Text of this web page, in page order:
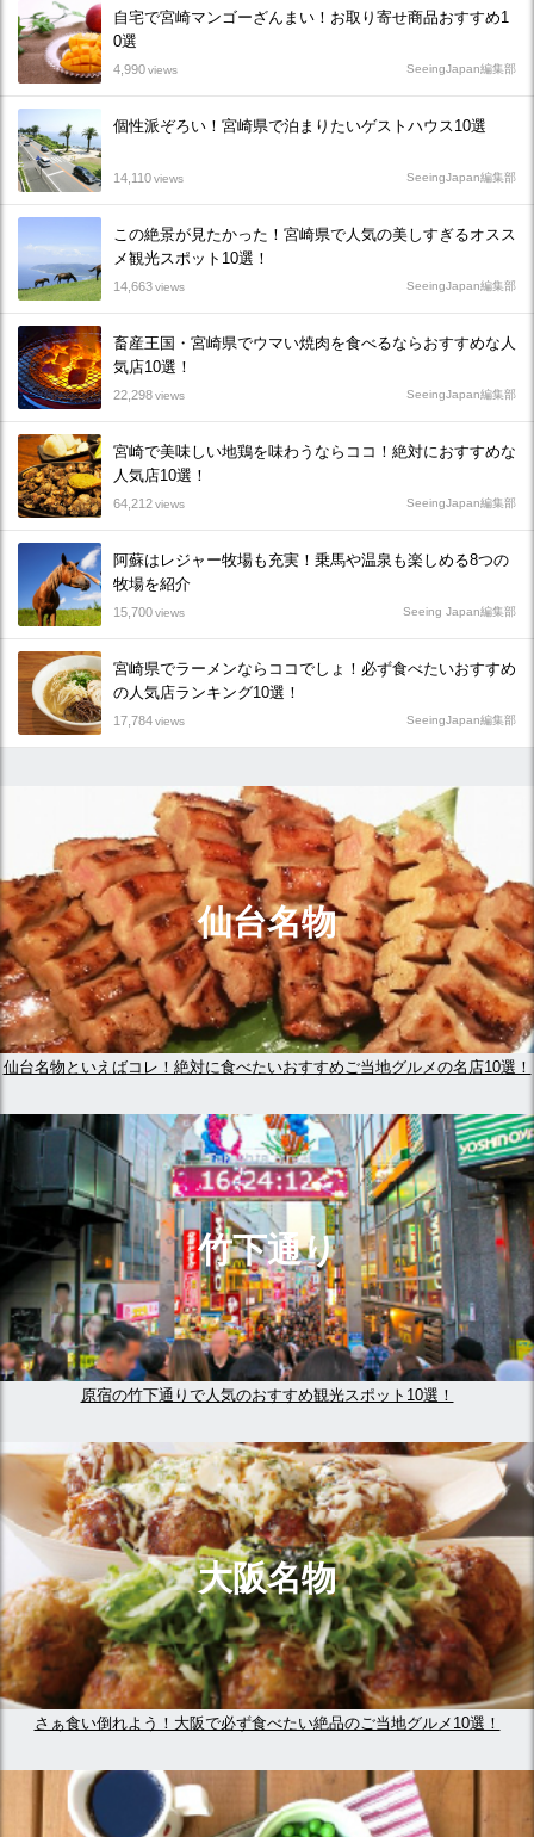
自宅で宮崎マンゴーざんまい！お取り寄せ商品おすすめ1
0選
4,990views SeeingJapan編集部
個性派ぞろい！宮崎県で泊まりたいゲストハウス10選
14,110views SeeingJapan編集部
この絶景が見たかった！宮崎県で人気の美しすぎるオスス
メ観光スポット10選！
14,663views SeeingJapan編集部
畜産王国・宮崎県でウマい焼肉を食べるならおすすめな人
気店10選！
22,298views SeeingJapan編集部
宮崎で美味しい地鶏を味わうならココ！絶対におすすめな
人気店10選！
64,212views SeeingJapan編集部
阿蘇はレジャー牧場も充実！乗馬や温泉も楽しめる8つの
牧場を紹介
15,700views Seeing Japan編集部
宮崎県でラーメンならココでしょ！必ず食べたいおすすめ
の人気店ランキング10選！
17,784views SeeingJapan編集部
仙台名物
仙台名物といえばコレ！絶対に食べたいおすすめご当地グルメの名店10選！
竹下通り
原宿の竹下通りで人気のおすすめ観光スポット10選！
大阪名物
さぁ食い倒れよう！大阪で必ず食べたい絶品のご当地グルメ10選！